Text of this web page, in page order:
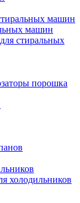
машин
машин
стиральных
порошка
холодильников